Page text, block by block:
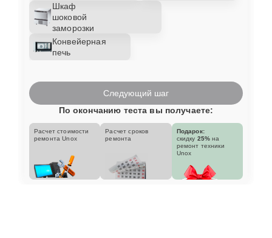
Шкаф
шоковой
заморозки
Конвейерная
печь
Следующий шаг
По окончанию теста вы получаете:
Расчет стоимости
ремонта Unox
Расчет сроков
ремонта
Подарок:
скидку 25% на
ремонт техники
Unox